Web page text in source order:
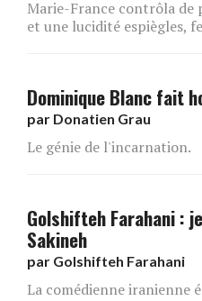
Marie-France contrôla de
et une lucidité espiègles,
Dominique Blanc fait
par Donatien Grau
Le génie de l'incarnation.
Golshifteh Farahani :
Sakineh
par Golshifteh Farahani
La comédienne iranienne